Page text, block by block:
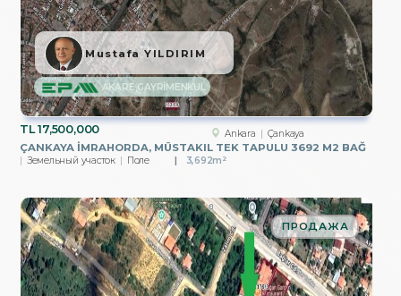
TL17,500,000 Ankara Çankaya
ÇANKAYA İMRAHORDA, MÜSTAKIL TEK TAPULU 3692 M2 BAĞ
Земельный участок Поле 3,692m²
AKARE GAYRİMENKUL
Mustafa YILDIRIM
ПРОДАЖА